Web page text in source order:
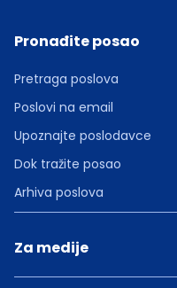
Pronađite posao
Pretraga poslova
Poslovi na email
Upoznajte poslodavce
Dok tražite posao
Arhiva poslova
Za medije